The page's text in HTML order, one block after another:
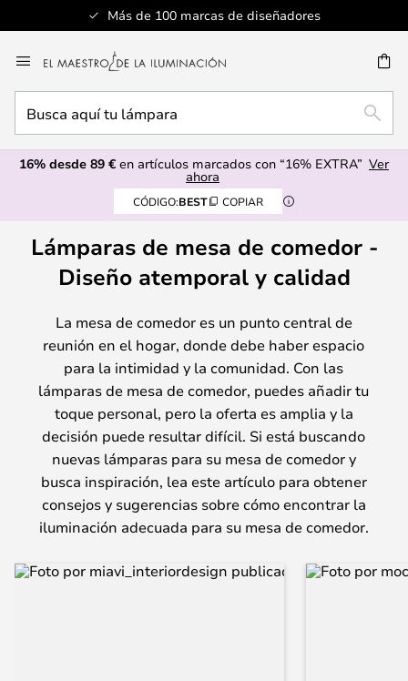
Más de 100 marcas de diseñadores
al
contenido
aquí
tu
lámpara
16% desde 89 € en artículos marcados con “16% EXTRA” Ver
ahora
CÓDIGO:BEST COPIAR
Lámparas de mesa de comedor -
Diseño atemporal y calidad
La mesa de comedor es un punto central de
reunión en el hogar, donde debe haber espacio
para la intimidad y la comunidad. Con las
lámparas de mesa de comedor, puedes añadir tu
toque personal, pero la oferta es amplia y la
decisión puede resultar difícil. Si está buscando
nuevas lámparas para su mesa de comedor y
busca inspiración, lea este artículo para obtener
consejos y sugerencias sobre cómo encontrar la
iluminación adecuada para su mesa de comedor.